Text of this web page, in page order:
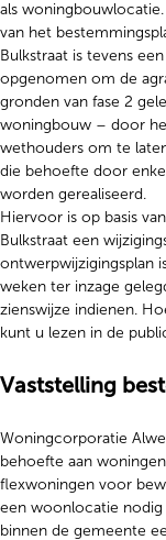
als woningbouwlocatie.
van het
Bulkstraat is tevens
opgenomen om de
gronden van fase 2
woningbouw – door
wethouders om te
die behoefte door
worden gerealiseerd.
Hiervoor is op basis
Bulkstraat een
ontwerpwijzigingsplan
weken ter inzage
zienswijze indienen.
kunt u lezen in de
Vaststelling
Woningcorporatie
behoefte aan
flexwoningen voor
een woonlocatie nodig
binnen de gemeente